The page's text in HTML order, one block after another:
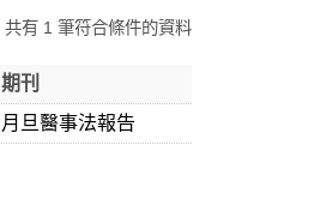
共有 1 筆符合條件的資料
期刊
月旦醫事法報告